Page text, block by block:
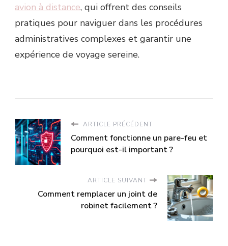
avion à distance, qui offrent des conseils
pratiques pour naviguer dans les procédures
administratives complexes et garantir une
expérience de voyage sereine.
ARTICLE PRÉCÉDENT
Comment fonctionne un pare-feu et
pourquoi est-il important ?
ARTICLE SUIVANT
Comment remplacer un joint de
robinet facilement ?